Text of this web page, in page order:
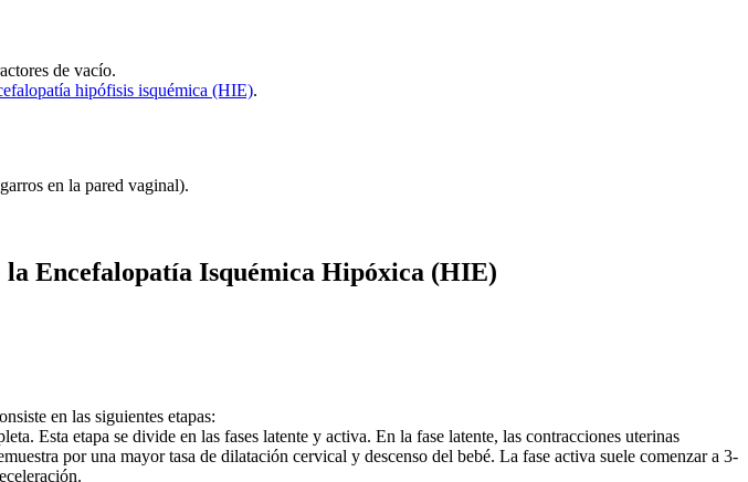
de vacío.
hipófisis isquémica (HIE).
en la pared vaginal).
Encefalopatía Isquémica Hipóxica (HIE)
en las siguientes etapas:
Esta etapa se divide en las fases latente y activa. En la fase latente, las contracciones uterinas
por una mayor tasa de dilatación cervical y descenso del bebé. La fase activa suele comenzar a 3-